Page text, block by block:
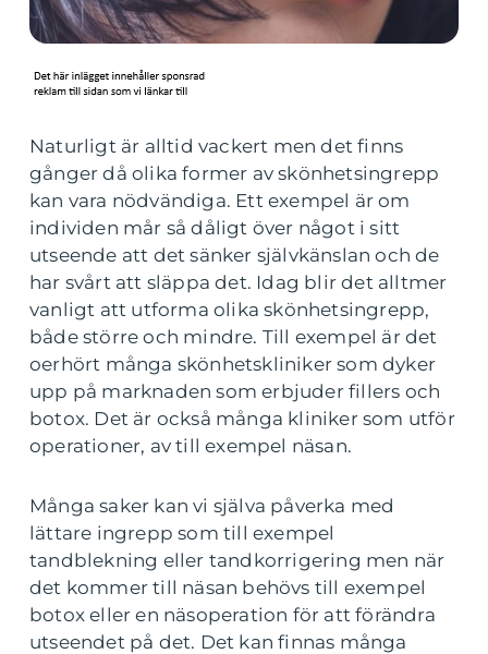
Naturligt är alltid vackert men det finns
gånger då olika former av skönhetsingrepp
kan vara nödvändiga. Ett exempel är om
individen mår så dåligt över något i sitt
utseende att det sänker självkänslan och de
har svårt att släppa det. Idag blir det alltmer
vanligt att utforma olika skönhetsingrepp,
både större och mindre. Till exempel är det
oerhört många skönhetskliniker som dyker
upp på marknaden som erbjuder fillers och
botox. Det är också många kliniker som utför
operationer, av till exempel näsan.
Många saker kan vi själva påverka med
lättare ingrepp som till exempel
tandblekning eller tandkorrigering men när
det kommer till näsan behövs till exempel
botox eller en näsoperation för att förändra
utseendet på det. Det kan finnas många